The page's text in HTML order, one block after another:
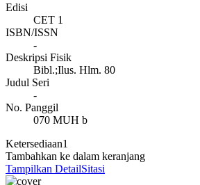
Edisi
CET 1
ISBN/ISSN
-
Deskripsi Fisik
Bibl.;Ilus. Hlm. 80
Judul Seri
-
No. Panggil
070 MUH b
Ketersediaan1
Tambahkan ke dalam keranjang
Tampilkan DetailSitasi